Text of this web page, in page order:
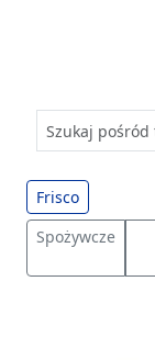
Frisco
Spożywcze